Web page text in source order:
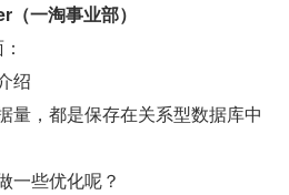
一淘事业部）
绍
量，都是保存在关系型数据库中
一些优化呢？